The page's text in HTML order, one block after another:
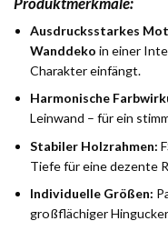
Ausdrucksstarkes
Wanddeko in einer
Charakter einfängt.
Harmonische
Leinwand – für ein
Stabiler Holzrahmen:
Tiefe für eine dezente
Individuelle Größen:
großflächiger